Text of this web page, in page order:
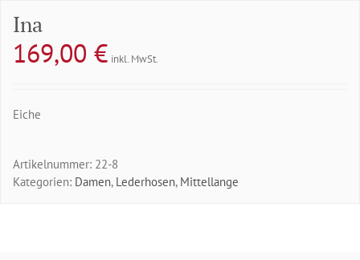
Ina
169,00 € inkl. MwSt.
Eiche
Artikelnummer: 22-8
Kategorien: Damen, Lederhosen, Mittellange